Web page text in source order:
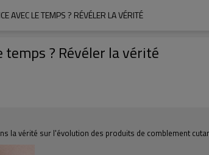
AVEC LE TEMPS ? RÉVÉLER LA VÉRITÉ
? Révéler la vérité
la vérité sur l'évolution des produits de comblement